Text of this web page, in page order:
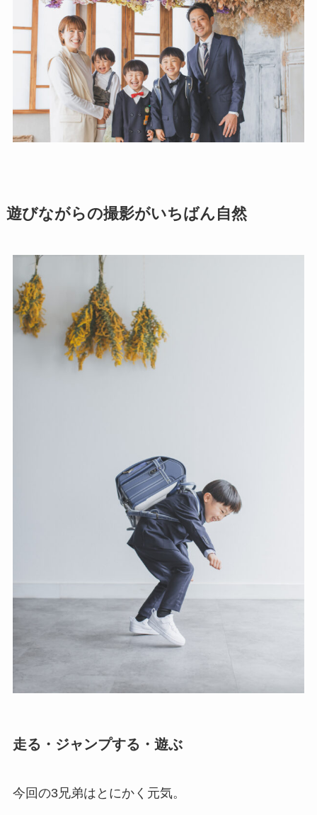
遊びながらの撮影がいちばん自然
走る・ジャンプする・遊ぶ
今回の3兄弟はとにかく元気。